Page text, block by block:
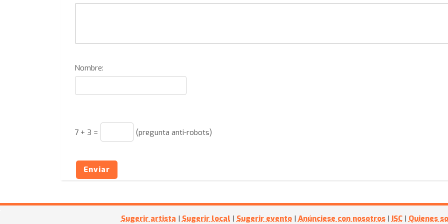
Nombre:
7+ 3 = (pregunta anti-robots)
Enviar
Sugerir artista | Sugerir local | Sugerir evento | Anúnciese con nosotros | ISC | Quienes